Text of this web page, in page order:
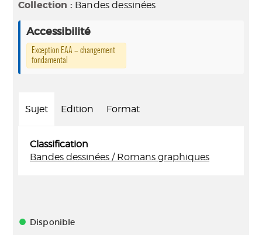
Collection : Bandes dessinées
Accessibilité
Exception EAA – changement
fondamental
Sujet Edition Format
Classification
Bandes dessinées / Romans graphiques
Disponible